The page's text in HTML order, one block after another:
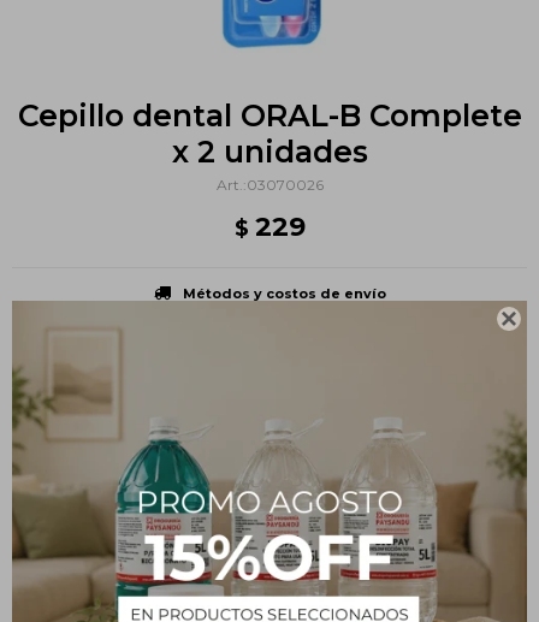

Cepillo dental ORAL-B Complete
x 2 unidades
03070026
$ 229
Métodos y costos de envío
PRODUCTOS QUE TE PUEDEN INTERESAR